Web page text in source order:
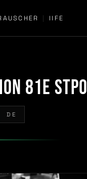
| IIFE
81e StPO
DE